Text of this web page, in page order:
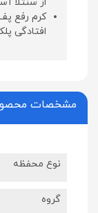
از سنتلا
کرم رفع
افتادگی
مشخصات
نوع محفظه
گروه